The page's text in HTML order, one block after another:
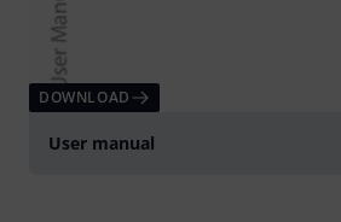
DOWNLOAD
User manual